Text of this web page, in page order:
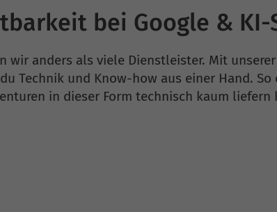
bei Google & KI-
wir anders als viele Dienstleister. Mit
Technik und Know-how aus einer Hand.
in dieser Form technisch kaum liefern